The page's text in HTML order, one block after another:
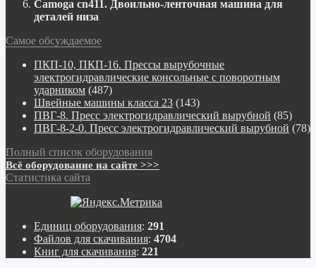
Camoga cn411. Двоильно-ленточная машина для
деталей низа
Самое обсуждаемое
ПКП-10, ПКП-16. Прессы вырубочные
электрогидравлические консольные с поворотным
ударником (487)
Швейные машины класса 23 (143)
ПВГ-8. Пресс электрогидравлический вырубной (85)
ПВГ-8-2-0. Пресс электрогидравлический вырубной (78)
Полный список оборудования
Всё оборудование на сайте >>>
Статистика сайта
Единиц оборудования: 291
Файлов для скачивания: 4704
Книг для скачивания: 221